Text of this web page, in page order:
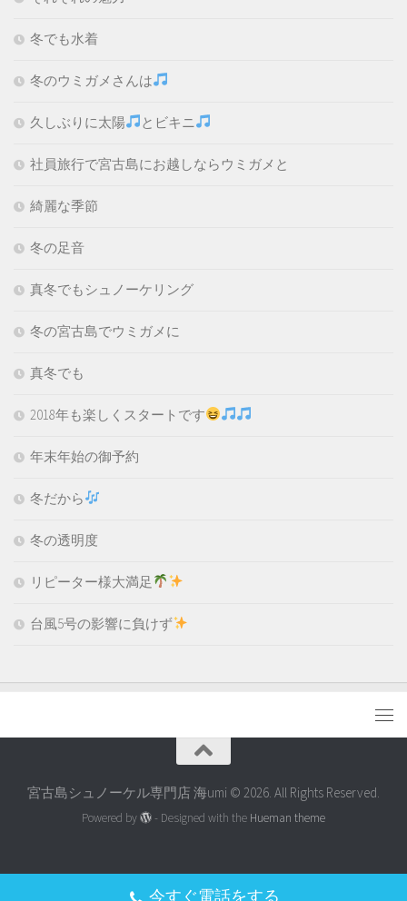
冬でも水着
冬のウミガメさんは
久しぶりに太陽 とビキニ
社員旅行で宮古島にお越しならウミガメと
綺麗な季節
冬の足音
真冬でもシュノーケリング
冬の宮古島でウミガメに
真冬でも
2018年も楽しくスタートです
年末年始の御予約
冬だから
冬の透明度
リピーター様大満足
台風5号の影響に負けず
宮古島シュノーケル専門店 海umi © 2026. All Rights Reserved.
Powered by - Designed with the Hueman theme
今すぐ電話をする